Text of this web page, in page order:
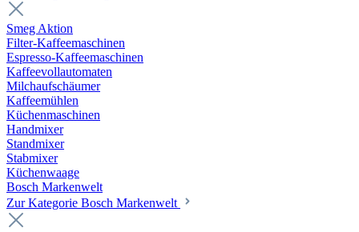
Smeg Aktion
Filter-Kaffeemaschinen
Espresso-Kaffeemaschinen
Kaffeevollautomaten
Milchaufschäumer
Kaffeemühlen
Küchenmaschinen
Handmixer
Standmixer
Stabmixer
Küchenwaage
Bosch Markenwelt
Zur Kategorie Bosch Markenwelt